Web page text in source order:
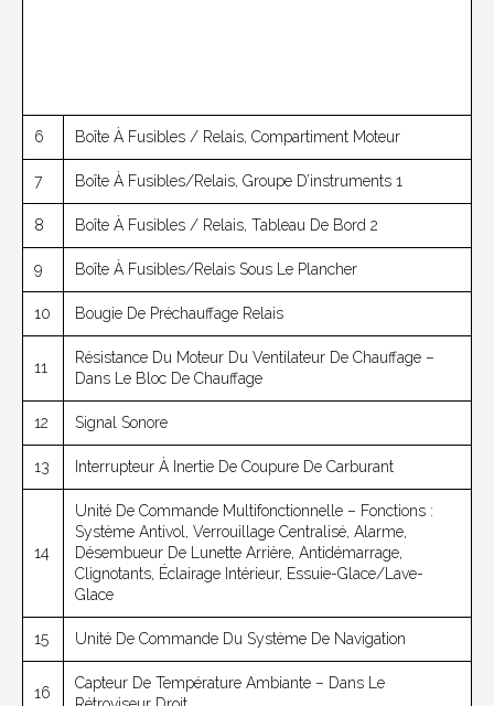
6 Boîte À Fusibles / Relais, Compartiment Moteur
7 Boîte À Fusibles/relais, Groupe D’instruments 1
8 Boîte À Fusibles / Relais, Tableau De Bord 2
9 Boîte À Fusibles/relais Sous Le Plancher
10 Bougie De Préchauffage Relais
11
Résistance Du Moteur Du Ventilateur De Chauffage –
Dans Le Bloc De Chauffage
12 Signal Sonore
13 Interrupteur À Inertie De Coupure De Carburant
14
Unité De Commande Multifonctionnelle – Fonctions :
Système Antivol, Verrouillage Centralisé, Alarme,
Désembueur De Lunette Arrière, Antidémarrage,
Clignotants, Éclairage Intérieur, Essuie-Glace/lave-
Glace
15 Unité De Commande Du Système De Navigation
16
Capteur De Température Ambiante – Dans Le